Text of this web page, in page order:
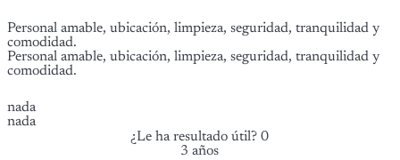
Personal amable, ubicación, limpieza, seguridad, tranquilidad y
comodidad.
Personal amable, ubicación, limpieza, seguridad, tranquilidad y
comodidad.
nada
nada
¿Le ha resultado útil? 0
3 años